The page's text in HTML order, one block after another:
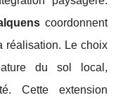
coordonnent
réalisation. Le choix
du sol local,
Cette extension